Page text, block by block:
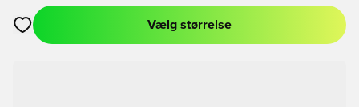
Åbner en Modal til at logge ind eller tilmelde dig som medlem
Vælg størrelse